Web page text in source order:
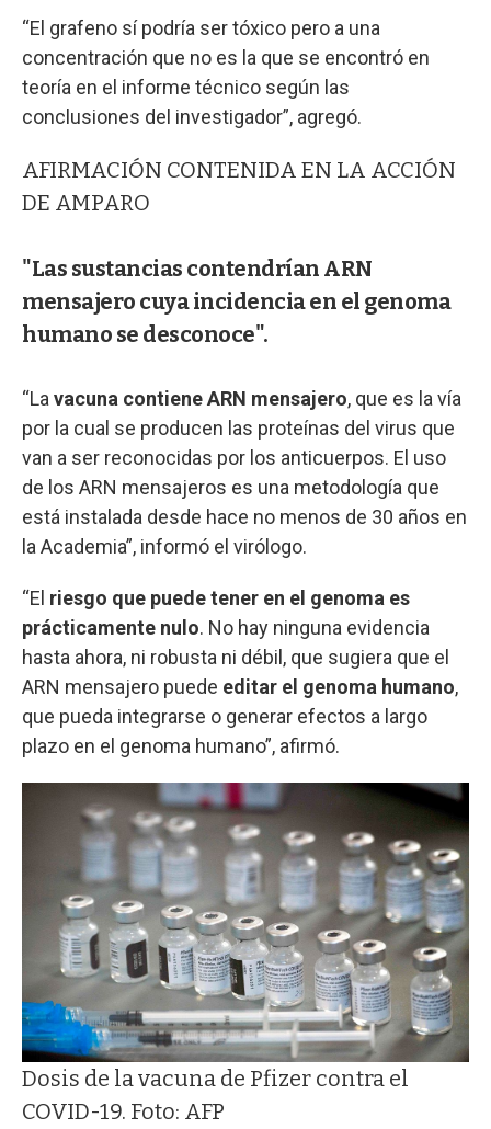
“El grafeno sí podría ser tóxico pero a una
concentración que no es la que se encontró en
teoría en el informe técnico según las
conclusiones del investigador”, agregó.
AFIRMACIÓN CONTENIDA EN LA ACCIÓN
DE AMPARO
"Las sustancias contendrían ARN
mensajero cuya incidencia en el genoma
humano se desconoce".
“La vacuna contiene ARN mensajero, que es la vía
por la cual se producen las proteínas del virus que
van a ser reconocidas por los anticuerpos. El uso
de los ARN mensajeros es una metodología que
está instalada desde hace no menos de 30 años en
la Academia”, informó el virólogo.
“El riesgo que puede tener en el genoma es
prácticamente nulo. No hay ninguna evidencia
hasta ahora, ni robusta ni débil, que sugiera que el
ARN mensajero puede editar el genoma humano,
que pueda integrarse o generar efectos a largo
plazo en el genoma humano”, afirmó.
Dosis de la vacuna de Pfizer contra el
COVID-19. Foto: AFP